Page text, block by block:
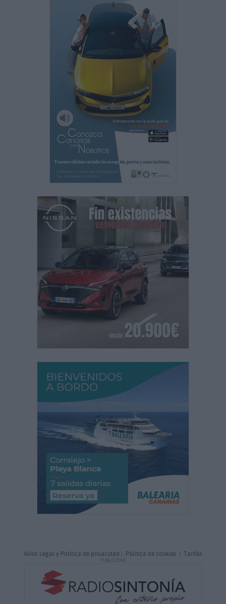
Aviso Legal y Política de privacidad | Política de cookies | Tarifas
PUBLICIDAD